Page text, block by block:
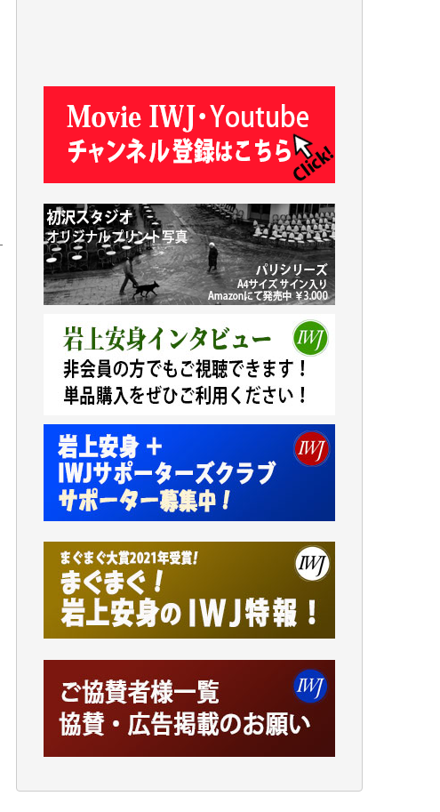
マシオン恵美香 様
平野智生 様
山本賢二 様
吉住俊昭 様
徳山匡 様
金 盛起 様
塩川 晃平 様
松本益美 様
井出 隆太 様
及川昭男 様
岩井祐子 様
藤田英之 様
藤岡比左志 様
井出 隆太 様
小池説夫 様
アオキカナメ 様
諸般の事情によりIWJ会費払えず今は非会員
です。市民側に立つ講演会にIWJのカメラマ
ンをよく拝見しております。コンテンツが失
お役立てください。（H.O.様）
今日、僅かですがカンパしました。（T.M.
様）
機を乗り切るには到底及ばない額ですが病気
の妻を抱えている私にとっては精一杯のカン
パです。
かねてよりIWJが発してきた膨大な取材記事
や解説記事、そして各界の方々とのインタビ